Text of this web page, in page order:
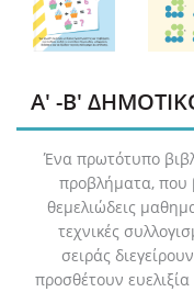
Α' -Β'
Ένα πρωτότυπο
προβλήματα, που
θεμελιώδεις
τεχνικές
σειράς
προσθέτουν